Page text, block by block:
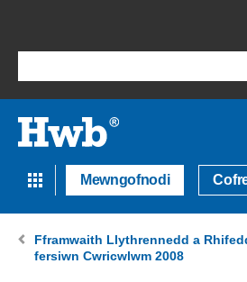
Mewngofnodi
Fframwaith Llythrennedd a
fersiwn Cwricwlwm 2008